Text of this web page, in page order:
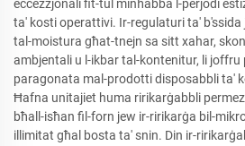
eċċezzjonali fit-tul minħabba l-perjodi
ta' kosti operattivi. Ir-regulaturi ta'
tal-moistura għat-tnejn sa sitt xahar,
ambjentali u l-ikbar tal-kontenitur, li
paragonata mal-prodotti disposabbli ta'
Ħafna unitajiet huma ririkarġabbli
bħall-isħan fil-forn jew ir-ririkarġa bil-
illimitat għal bosta ta' snin. Din ir-